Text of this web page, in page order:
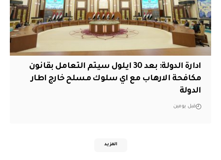
ادارة الدولة: بعد 30 ايلول سيتم التعامل بقانون
مكافحة الارهاب مع اي سلوك مسلح خارج اطار
الدولة
قبل يومين
المزيد